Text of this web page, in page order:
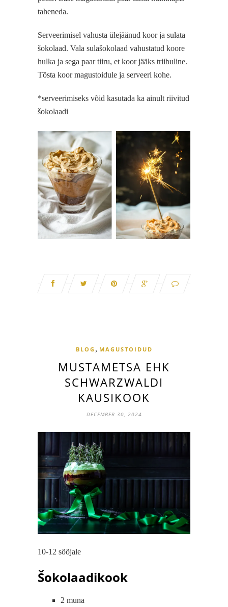
taheneda.
Serveerimisel vahusta ülejäänud koor ja sulata
šokolaad. Vala sulašokolaad vahustatud koore
hulka ja sega paar tiiru, et koor jääks triibuline.
Tõsta koor magustoidule ja serveeri kohe.
*serveerimiseks võid kasutada ka ainult riivitud
šokolaadi
BLOG , MAGUSTOIDUD
MUSTAMETSA EHK
SCHWARZWALDI
KAUSIKOOK
DECEMBER 30, 2024
10-12 sööjale
Šokolaadikook
2 muna